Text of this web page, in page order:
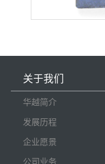
关于我们
华越简介
发展历程
企业愿景
公司业务